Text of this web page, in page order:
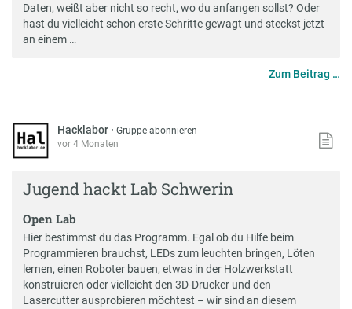
Daten, weißt aber nicht so recht, wo du anfangen sollst? Oder
hast du vielleicht schon erste Schritte gewagt und steckst jetzt
an einem …
Zum Beitrag …
Hacklabor ·Gruppe abonnieren
vor 4 Monaten
Jugend hackt Lab Schwerin
Open Lab
Hier bestimmst du das Programm. Egal ob du Hilfe beim
Programmieren brauchst, LEDs zum leuchten bringen, Löten
lernen, einen Roboter bauen, etwas in der Holzwerkstatt
konstruieren oder vielleicht den 3D-Drucker und den
Lasercutter ausprobieren möchtest – wir sind an diesem